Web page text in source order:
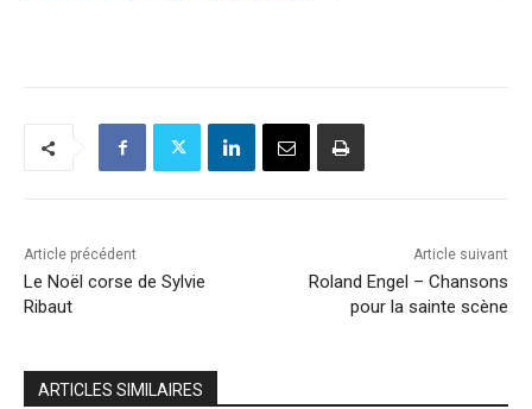
Article précédent
Le Noël corse de Sylvie
Ribaut
Article suivant
Roland Engel – Chansons
pour la sainte scène
ARTICLES SIMILAIRES